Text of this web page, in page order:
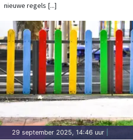
nieuwe regels [...]
29 september 2025, 14:46 uur